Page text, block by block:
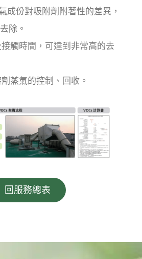
成份對吸附劑附著性的差異，
除。
觸時間，可達到非常高的去
蒸氣的控制、回收。
回服務總表